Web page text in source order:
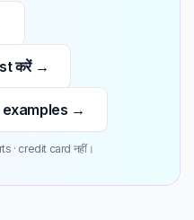
करें →
→
· credit card नहीं।